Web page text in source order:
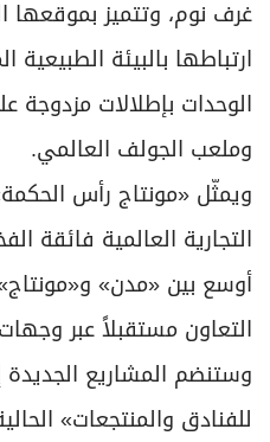
غرف نوم، وتتميز بموقعها
ارتباطها بالبيئة
الوحدات بإطلالات مزدوجة
وملعب الجولف العالمي.
ويمثّل «مونتاج رأس
التجارية العالمية فائقة
أوسع بين «مدن»
التعاون مستقبلاً عبر
وستنضم المشاريع